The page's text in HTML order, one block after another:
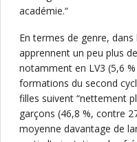
académie.“
En termes de genre,
apprennent un peu plus
notamment en LV3 (5,6
formations du second
filles suivent “nettement
garçons (46,8 %, contre
moyenne davantage de